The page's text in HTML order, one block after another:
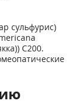
сульфурис)
С200.